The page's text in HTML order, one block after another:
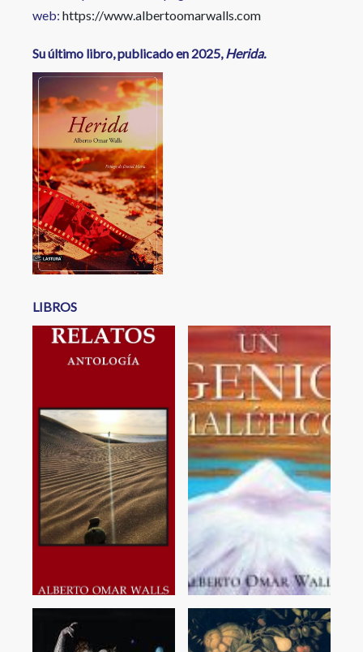
web: https://www.albertoomarwalls.com
Su último libro, publicado en 2025,Herida.
LIBROS